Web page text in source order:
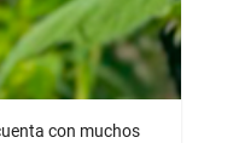
con muchos